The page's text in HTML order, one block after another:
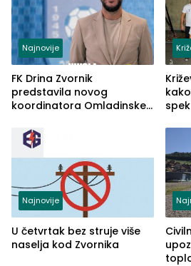
Najnovije
FK Drina Zvornik
predstavila novog
koordinatora Omladinske
Najnovije
U četvrtak bez struje više
naselja kod Zvornika